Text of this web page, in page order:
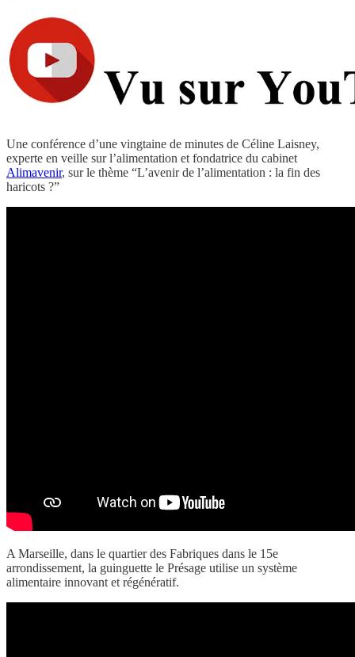
Une conférence d’une vingtaine de minutes de Céline Laisney,
experte en veille sur l’alimentation et fondatrice du cabinet
Alimavenir, sur le thème “L’avenir de l’alimentation : la fin des
haricots ?”
A Marseille, dans le quartier des Fabriques dans le 15e
arrondissement, la guinguette le Présage utilise un système
alimentaire innovant et régénératif.